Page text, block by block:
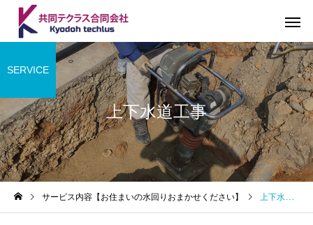
上下水道工事
SERVICE
サービス内容【お住まいの水回りおまかせください】 上下水道工事